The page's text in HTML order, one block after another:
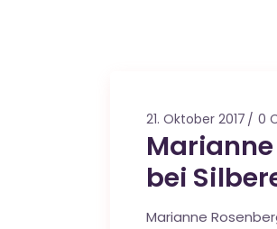
21. Oktober 2017 0
bei
Marianne